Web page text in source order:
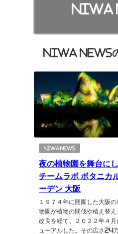
NIWA
NIWA NEWS
NIWA NEWS
夜の植物園を舞台に
チームラボ ボタニカ
ーデン 大阪
１９７４年に開園した大阪の
物園が植物の間伐や植え替え
改良を経て、２０２２年４月
ューアルした。その広さ24万